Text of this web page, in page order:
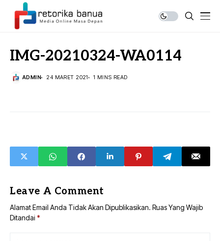
IMG-20210324-WA0114
ADMIN 24 MARET 2021 1 MINS READ
Leave A Comment
Alamat Email Anda Tidak Akan Dipublikasikan. Ruas Yang Wajib
Ditandai *